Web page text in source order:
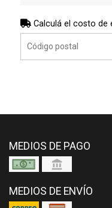
Calculá el costo de
MEDIOS DE PAGO
MEDIOS DE ENVÍO